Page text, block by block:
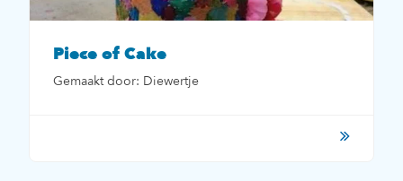
Piece of Cake
Gemaakt door: Diewertje